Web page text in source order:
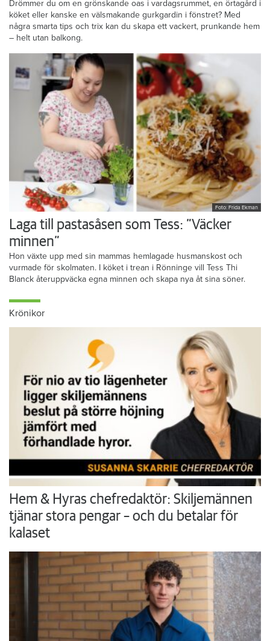
Drömmer du om en grönskande oas i vardagsrummet, en örtagård i
köket eller kanske en välsmakande gurkgardin i fönstret? Med
några smarta tips och trix kan du skapa ett vackert, prunkande hem
– helt utan balkong.
Foto: Frida Ekman
Laga till pastasåsen som Tess: ”Väcker
minnen”
Hon växte upp med sin mammas hemlagade husmanskost och
vurmade för skolmaten. I köket i trean i Rönninge vill Tess Thi
Blanck återuppväcka egna minnen och skapa nya åt sina söner.
Krönikor
Hem & Hyras chefredaktör: Skiljemännen
tjänar stora pengar – och du betalar för
kalaset